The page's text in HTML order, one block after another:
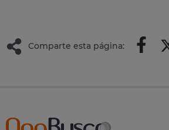
Comparte esta página: